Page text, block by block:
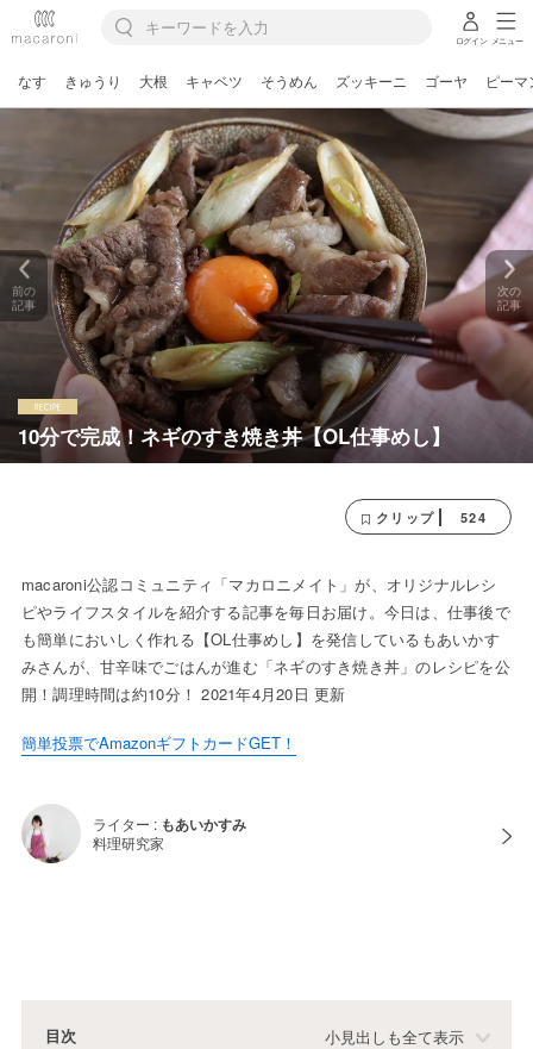
ログイン メニュー
なす きゅうり 大根 キャベツ そうめん ズッキーニ ゴーヤ ピーマ
10分で完成！ネギのすき焼き丼【OL仕事めし】
前の
記事
次の
記事
クリップ 524
macaroni公認コミュニティ「マカロニメイト」が、オリジナルレシ
ピやライフスタイルを紹介する記事を毎日お届け。今日は、仕事後で
も簡単においしく作れる【OL仕事めし】を発信しているもあいかす
みさんが、甘辛味でごはんが進む「ネギのすき焼き丼」のレシピを公
開！調理時間は約10分！ 2021年4月20日 更新
簡単投票でAmazonギフトカードGET！
ライター : もあいかすみ
料理研究家
目次 小見出しも全て表示